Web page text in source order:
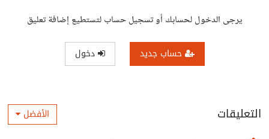
يرجى الدخول لحسابك أو تسجيل حساب لتستطيع إضافة تعليق
حساب جديد دخول
التعليقات الأفضل